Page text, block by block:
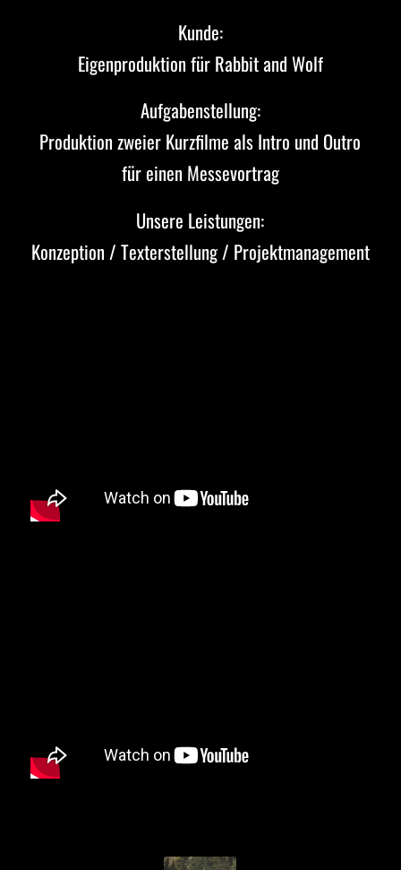
Kunde:
Eigenproduktion für Rabbit and Wolf
Aufgabenstellung:
Produktion zweier Kurzfilme als Intro und Outro
für einen Messevortrag
Unsere Leistungen:
Konzeption / Texterstellung / Projektmanagement